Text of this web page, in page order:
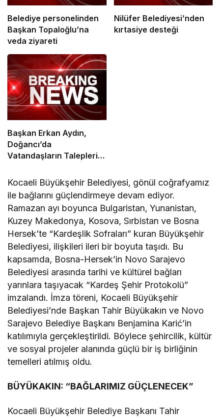
Belediye personelinden
Başkan Topaloğlu’na
veda ziyareti
Nilüfer Belediyesi’nden
kırtasiye desteği
Başkan Erkan Aydın,
Doğancı’da
Vatandaşların Taleplerini
Kocaeli Büyükşehir Belediyesi, gönül coğrafyamız
ile bağlarını güçlendirmeye devam ediyor.
Ramazan ayı boyunca Bulgaristan, Yunanistan,
Kuzey Makedonya, Kosova, Sırbistan ve Bosna
Hersek’te “Kardeşlik Sofraları” kuran Büyükşehir
Belediyesi, ilişkileri ileri bir boyuta taşıdı. Bu
kapsamda, Bosna-Hersek’in Novo Sarajevo
Belediyesi arasında tarihi ve kültürel bağları
yarınlara taşıyacak “Kardeş Şehir Protokolü”
imzalandı. İmza töreni, Kocaeli Büyükşehir
Belediyesi’nde Başkan Tahir Büyükakın ve Novo
Sarajevo Belediye Başkanı Benjamina Karić’in
katılımıyla gerçekleştirildi. Böylece şehircilik, kültür
ve sosyal projeler alanında güçlü bir iş birliğinin
temelleri atılmış oldu.
BÜYÜKAKIN: “BAĞLARIMIZ GÜÇLENECEK”
Kocaeli Büyükşehir Belediye Başkanı Tahir